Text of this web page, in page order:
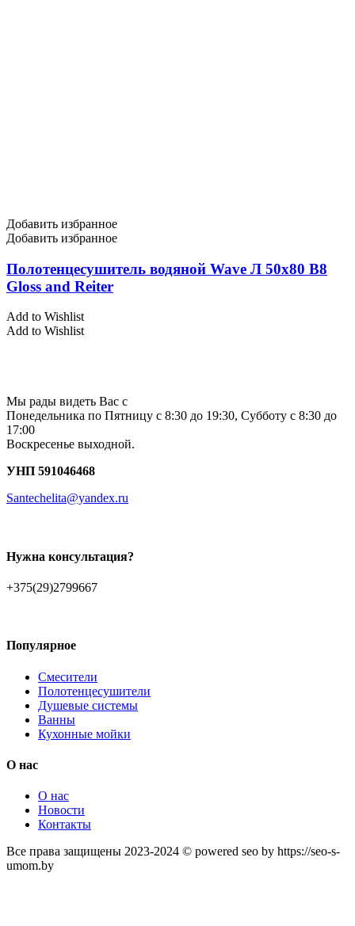
Добавить избранное
Добавить избранное
Полотенцесушитель водяной Wave Л 50х80 В8
Gloss and Reiter
Add to Wishlist
Add to Wishlist
Мы рады видеть Вас с
Понедельника по Пятницу с 8:30 до 19:30, Субботу с 8:30 до
17:00
Воскресенье выходной.
УНП 591046468
Santechelita@yandex.ru
Нужна консультация?
+375(29)2799667
Популярное
Смесители
Полотенцесушители
Душевые системы
Ванны
Кухонные мойки
О нас
О нас
Новости
Контакты
Все права защищены 2023-2024 © powered seo by https://seo-s-
umom.by